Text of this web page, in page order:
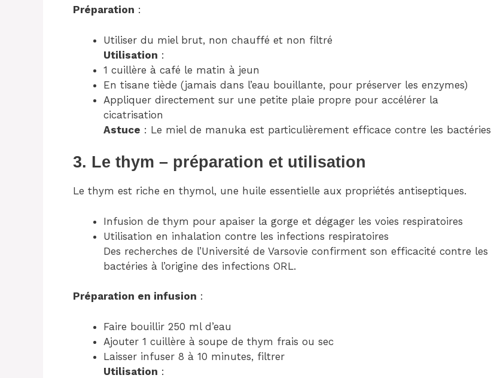
Préparation :
Utiliser du miel brut, non chauffé et non filtré
Utilisation :
1 cuillère à café le matin à jeun
En tisane tiède (jamais dans l’eau bouillante, pour préserver les enzymes)
Appliquer directement sur une petite plaie propre pour accélérer la
cicatrisation
Astuce : Le miel de manuka est particulièrement efficace contre les bactéries
3. Le thym – préparation et utilisation
Le thym est riche en thymol, une huile essentielle aux propriétés antiseptiques.
Infusion de thym pour apaiser la gorge et dégager les voies respiratoires
Utilisation en inhalation contre les infections respiratoires
Des recherches de l’Université de Varsovie confirment son efficacité contre les
bactéries à l’origine des infections ORL.
Préparation en infusion :
Faire bouillir 250 ml d’eau
Ajouter 1 cuillère à soupe de thym frais ou sec
Laisser infuser 8 à 10 minutes, filtrer
Utilisation :